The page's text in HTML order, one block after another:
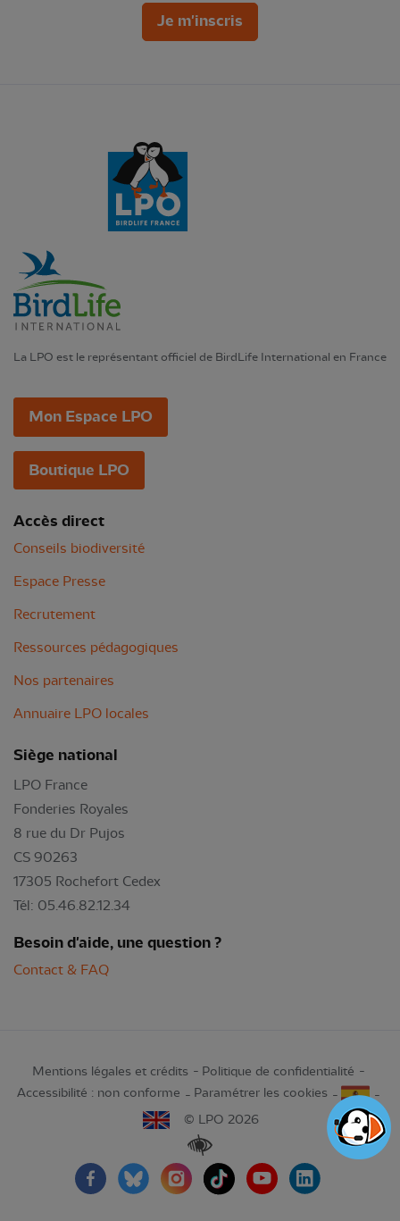
Je m'inscris
La LPO est le représentant officiel de BirdLife International en France
Mon Espace LPO
Boutique LPO
Accès direct
Conseils biodiversité
Espace Presse
Recrutement
Ressources pédagogiques
Nos partenaires
Annuaire LPO locales
Siège national
LPO France
Fonderies Royales
8 rue du Dr Pujos
CS 90263
17305 Rochefort Cedex
Tél: 05.46.82.12.34
Besoin d'aide, une question ?
Contact & FAQ
Mentions légales et crédits
Politique de confidentialité
Accessibilité : non conforme
Paramétrer les cookies
© LPO 2026
Renforcer les contrastes